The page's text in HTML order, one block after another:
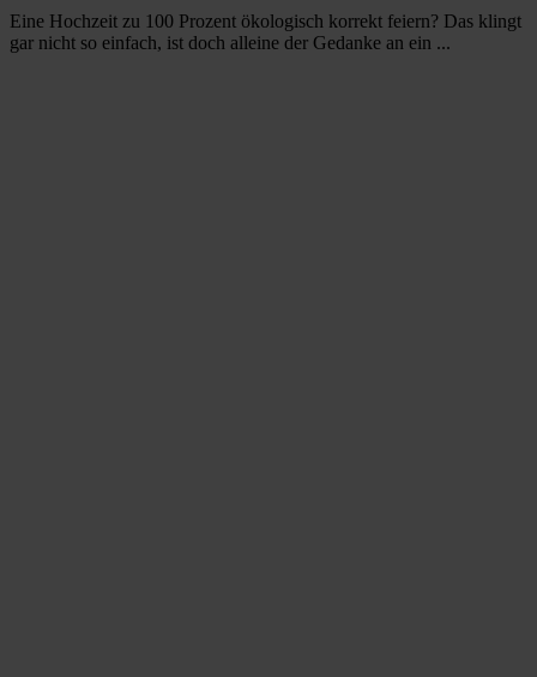
Eine Hochzeit zu 100 Prozent ökologisch korrekt feiern? Das klingt
gar nicht so einfach, ist doch alleine der Gedanke an ein ...